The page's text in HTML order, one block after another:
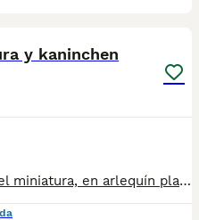
y kaninchen
Preciosas cachorritas de teckel miniatura, en arlequín plata, arlequín chocolate y color jabalí, perfectamente sociabilizadas gracias a su perfecta sociabilización, DESDE 600e